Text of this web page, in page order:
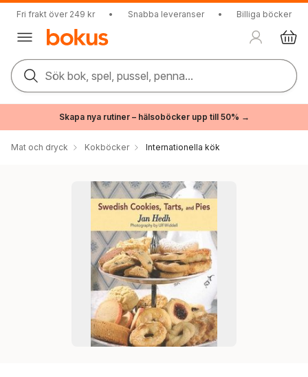
Fri frakt över 249 kr • Snabba leveranser • Billiga böcker
Sök bok, spel, pussel, penna...
Skapa nya rutiner – hälsoböcker upp till 50% →
Mat och dryck Kokböcker Internationella kök